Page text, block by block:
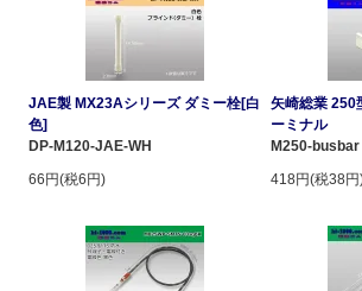
JAE製 MX23Aシリーズ ダミー栓[白
色]
DP-M120-JAE-WH
66円(税6円)
矢崎総業 250
ーミナル
M250-busbar
418円(税38円